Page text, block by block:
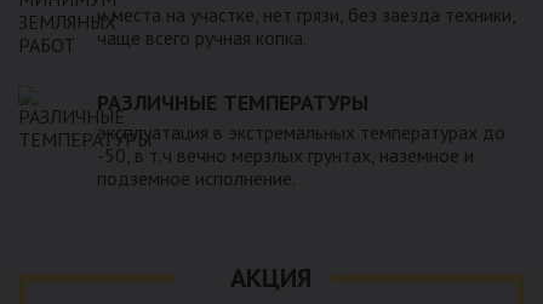
и места на участке, нет грязи, без заезда техники,
чаще всего ручная копка.
РАЗЛИЧНЫЕ ТЕМПЕРАТУРЫ
эксплуатация в экстремальных температурах до
-50, в т.ч вечно мерзлых грунтах, наземное и
подземное исполнение.
АКЦИЯ